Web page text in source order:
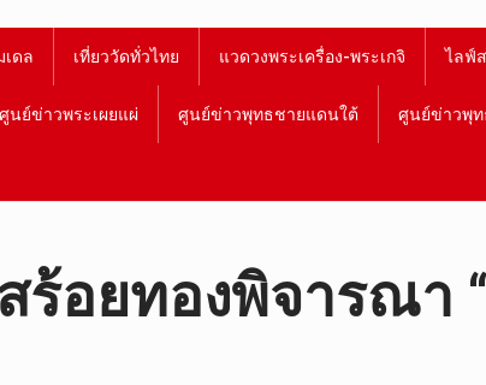
ดล เที่ยววัดทั่วไทย แวดวงพระเครื่อง-พระเกจิ ไลฟ์
ศูนย์ข่าวพระเผยแผ่ ศูนย์ข่าวพุทธชายแดนใต้ ศูนย์ข่าวพุ
อยทองพิจารณา